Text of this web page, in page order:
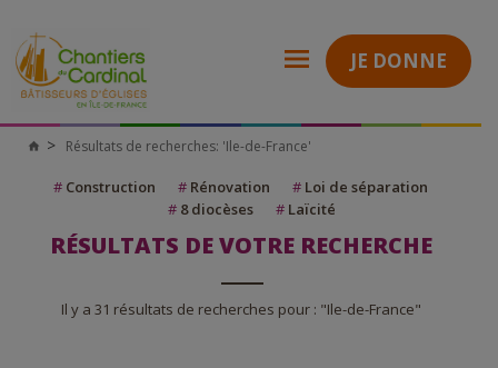
JE DONNE
Chantiers
Cardinal
Résultats de recherches: 'Ile-de-France'
# Construction # Rénovation # Loi de séparation
# 8 diocèses # Laïcité
RÉSULTATS DE VOTRE RECHERCHE
Il y a 31 résultats de recherches pour : "Ile-de-France"